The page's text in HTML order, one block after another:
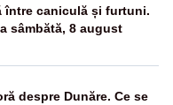
între caniculă și furtuni.
sâmbătă, 8 august
despre Dunăre. Ce se